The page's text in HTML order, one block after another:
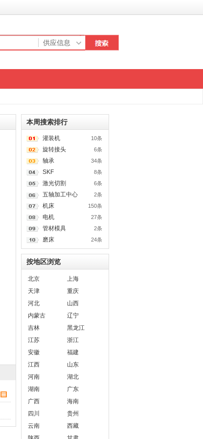
本周搜索排行
10条
灌装机
6条
旋转接头
34条
轴承
8条
SKF
6条
激光切割
2条
五轴加工中心
150条
机床
27条
电机
2条
管材模具
24条
磨床
按地区浏览
北京
上海
天津
重庆
河北
山西
内蒙古
辽宁
吉林
黑龙江
江苏
浙江
安徽
福建
江西
山东
河南
湖北
湖南
广东
广西
海南
四川
贵州
云南
西藏